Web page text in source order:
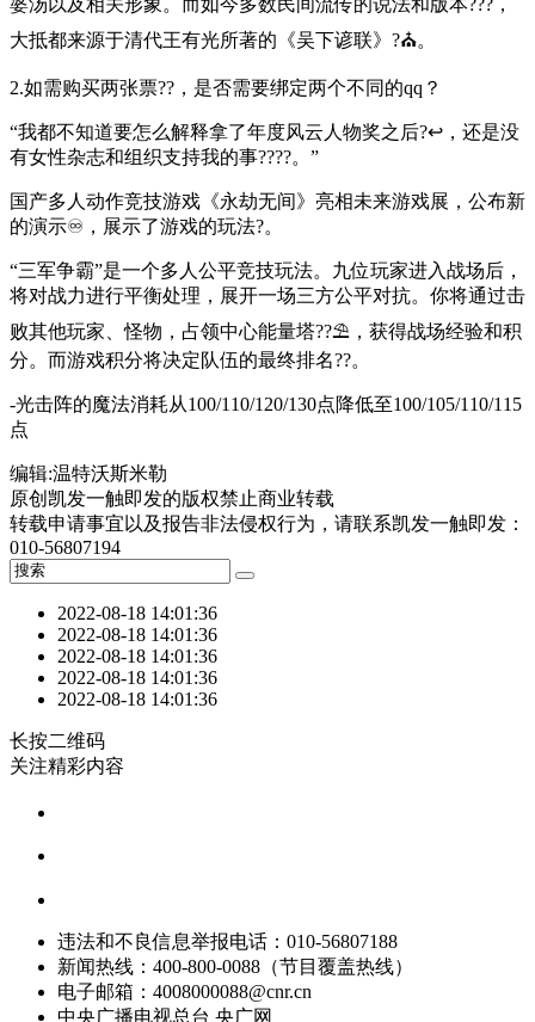
大抵都来源于清代王有光所著的《吴下谚联》?⛪。
2.如需购买两张票??，是否需要绑定两个不同的qq？
“我都不知道要怎么解释拿了年度风云人物奖之后?↩，还是没
有女性杂志和组织支持我的事????。”
国产多人动作竞技游戏《永劫无间》亮相未来游戏展，公布新
的演示♾，展示了游戏的玩法?。
“三军争霸”是一个多人公平竞技玩法。九位玩家进入战场后，
将对战力进行平衡处理，展开一场三方公平对抗。你将通过击
败其他玩家、怪物，占领中心能量塔??⛱，获得战场经验和积
分。而游戏积分将决定队伍的最终排名??。
-光击阵的魔法消耗从100/110/120/130点降低至100/105/110/115
点
编辑:温特沃斯米勒
原创凯发一触即发的版权禁止商业转载
转载申请事宜以及报告非法侵权行为，请联系凯发一触即发：
010-56807194
2022-08-18 14:01:36
2022-08-18 14:01:36
2022-08-18 14:01:36
2022-08-18 14:01:36
2022-08-18 14:01:36
长按二维码
关注精彩内容
违法和不良信息举报电话：010-56807188
新闻热线：400-800-0088（节目覆盖热线）
电子邮箱： 4008000088@cnr.cn
中央广播电视总台 央广网